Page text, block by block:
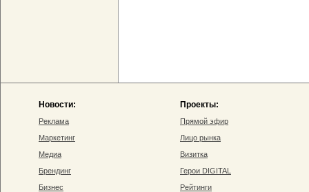
Новости:
Реклама
Маркетинг
Медиа
Брендинг
Бизнес
Проекты:
Прямой эфир
Лицо рынка
Визитка
Герои DIGITAL
Рейтинги